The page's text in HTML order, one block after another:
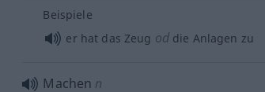
Beispiele
er hat das Zeug oddie Anlagen zu
Machen n